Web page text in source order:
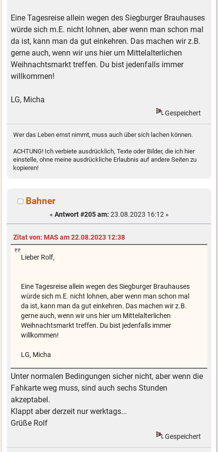
Eine Tagesreise allein wegen des Siegburger Brauhauses
würde sich m.E. nicht lohnen, aber wenn man schon mal
da ist, kann man da gut einkehren. Das machen wir z.B.
gerne auch, wenn wir uns hier um Mittelalterlichen
Weihnachtsmarkt treffen. Du bist jedenfalls immer
willkommen!
LG, Micha
Gespeichert
Wer das Leben ernst nimmt, muss auch über sich lachen können.
ACHTUNG! Ich verbiete ausdrücklich, Texte oder Bilder, die ich hier
einstelle, ohne meine ausdrückliche Erlaubnis auf andere Seiten zu
kopieren!
Bahner
« Antwort #205 am: 23.08.2023 16:12 »
Zitat von: MAS am 22.08.2023 12:38
Lieber Rolf,
Eine Tagesreise allein wegen des Siegburger Brauhauses
würde sich m.E. nicht lohnen, aber wenn man schon mal
da ist, kann man da gut einkehren. Das machen wir z.B.
gerne auch, wenn wir uns hier um Mittelalterlichen
Weihnachtsmarkt treffen. Du bist jedenfalls immer
willkommen!
LG, Micha
Unter normalen Bedingungen sicher nicht, aber wenn die
Fahkarte weg muss, sind auch sechs Stunden
akzeptabel.
Klappt aber derzeit nur werktags...
Grüße Rolf
Gespeichert